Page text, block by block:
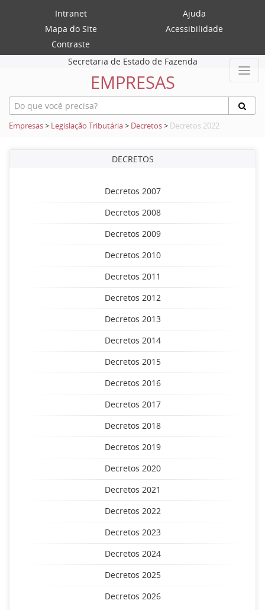
Intranet
Ajuda
Mapa do Site
Acessibilidade
Contraste
Secretaria de Estado de Fazenda
EMPRESAS
Empresas> Legislação Tributária> Decretos> Decretos 2022
DECRETOS
Decretos 2007
Decretos 2008
Decretos 2009
Decretos 2010
Decretos 2011
Decretos 2012
Decretos 2013
Decretos 2014
Decretos 2015
Decretos 2016
Decretos 2017
Decretos 2018
Decretos 2019
Decretos 2020
Decretos 2021
Decretos 2022
Decretos 2023
Decretos 2024
Decretos 2025
Decretos 2026